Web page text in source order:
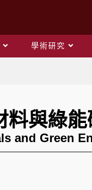
學術研究
料與綠
and Green